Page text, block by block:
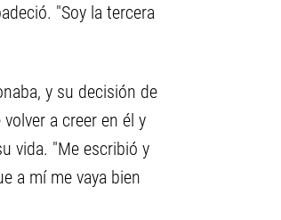
"Soy la tercera
y su decisión de
a creer en él y
vida. "Me escribió y
a mí me vaya bien